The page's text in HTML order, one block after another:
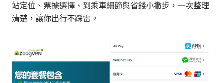
站定位、票據選擇、到乘車細節與省錢小撇步，一次整理
清楚，讓你出行不踩雷。